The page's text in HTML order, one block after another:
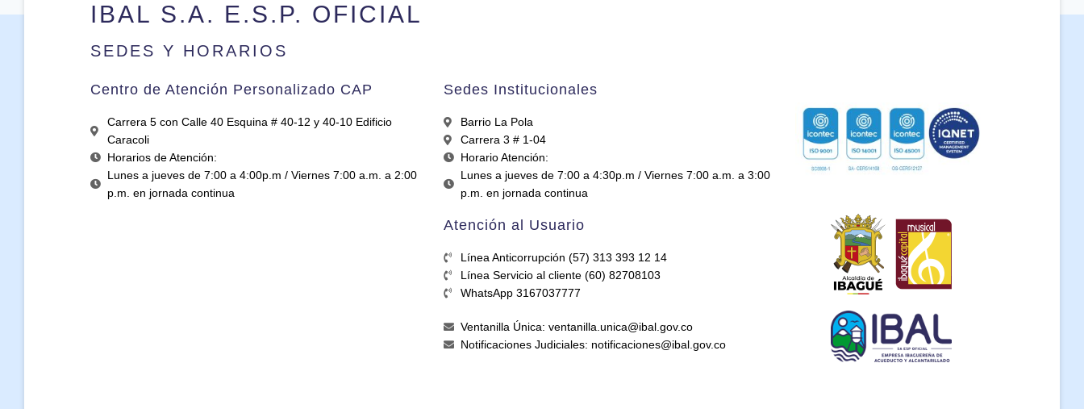
IBAL S.A. E.S.P. OFICIAL
SEDES Y HORARIOS
Centro de Atención Personalizado CAP
Carrera 5 con Calle 40 Esquina # 40-12 y 40-10 Edificio
Caracoli
Horarios de Atención:
Lunes a jueves de 7:00 a 4:00p.m / Viernes 7:00 a.m. a 2:00
p.m. en jornada continua
Sedes Institucionales
Barrio La Pola
Carrera 3 # 1-04
Horario Atención:
Lunes a jueves de 7:00 a 4:30p.m / Viernes 7:00 a.m. a 3:00
p.m. en jornada continua
Atención al Usuario
Línea Anticorrupción (57) 313 393 12 14
Línea Servicio al cliente (60) 82708103
WhatsApp 3167037777
Ventanilla Única: ventanilla.unica@ibal.gov.co
Notificaciones Judiciales: notificaciones@ibal.gov.co